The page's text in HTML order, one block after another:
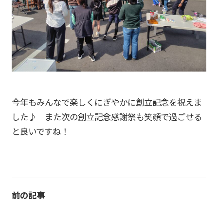
今年もみんなで楽しくにぎやかに創立記念を祝えま
した♪ また次の創立記念感謝祭も笑顔で過ごせる
と良いですね！
前の記事